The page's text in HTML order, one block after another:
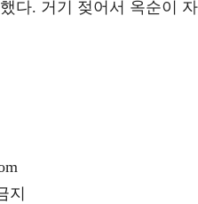
다. 거기 젖어서 옥순이
지